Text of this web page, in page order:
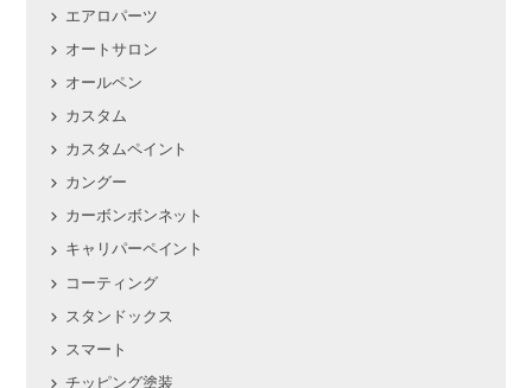
エアロパーツ
オートサロン
オールペン
カスタム
カスタムペイント
カングー
カーボンボンネット
キャリパーペイント
コーティング
スタンドックス
スマート
チッピング塗装